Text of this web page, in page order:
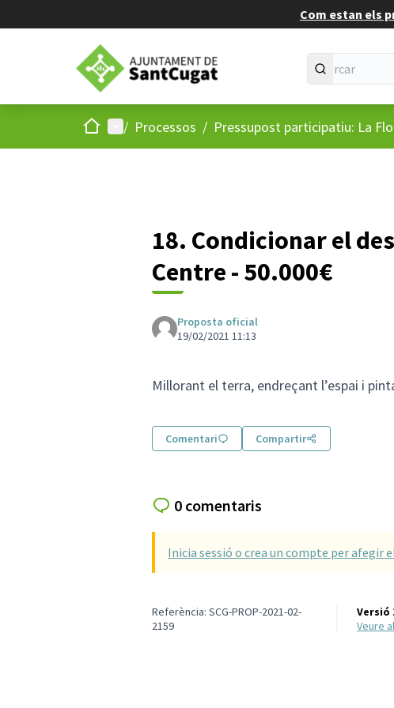
Com estan els
Inici Menú principal
/ Processos / Pressupost participatiu: La
18. Condicionar el
Centre - 50.000€
Proposta oficial
19/02/2021 11:13
Millorant el terra, endreçant l’espai i
Comentari Compartir
0 comentaris
Inicia sessió o crea un compte per afegir
Referència: SCG-PROP-2021-02-
2159
Versió
veure